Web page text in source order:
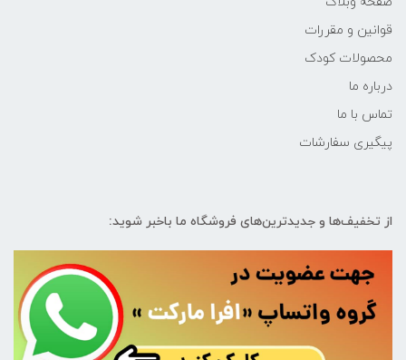
قوانین و مقررات
محصولات کودک
درباره ما
تماس با ما
پیگیری سفارشات
از تخفیف‌ها و جدیدترین‌های فروشگاه ما باخبر شوید: